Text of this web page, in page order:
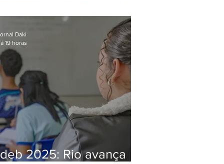
silvestres em
2025: Rio avança
Daki
19 horas